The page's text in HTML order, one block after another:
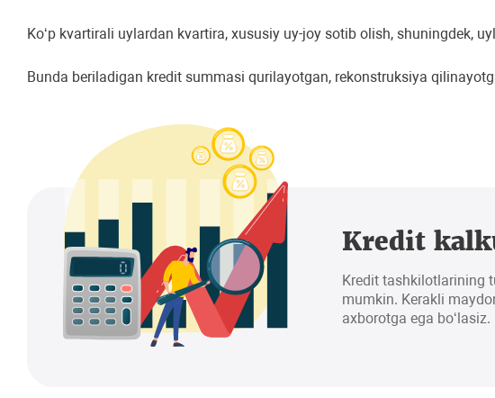
Koʻp kvartirali uylardan kvartira, xususiy uy-joy sotib olish, shuningdek,
Bunda beriladigan kredit summasi qurilayotgan, rekonstruksiya
Kredit
Kredit tashkilotlarining
mumkin. Kerakli
axborotga ega bo‘lasiz.